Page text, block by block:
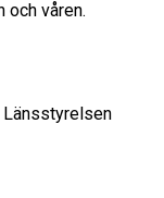
och våren.
Länsstyrelsen